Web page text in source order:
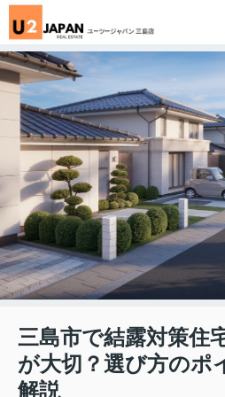
三島市で結露対策住
が大切？選び方のポ
解説